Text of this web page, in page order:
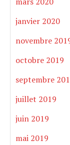
janvier 2020
novembre
octobre 2019
septembre
juillet 2019
juin 2019
mai 2019